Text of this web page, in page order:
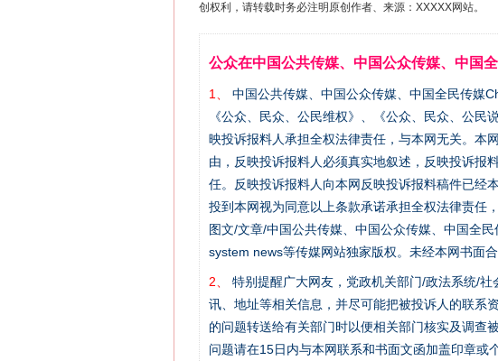
创权利，请转载时务必注明原创作者、来源：XXXXX网站。
公众在中国公共传媒、中国公众传媒、中国
1、
中国公共传媒、中国公众传媒、中国全民传媒
《公众、民众、公民维权》、《公众、民众、公
映投诉报料人承担全权法律责任，与本网无关。本
由，反映投诉报料人必须真实地叙述，反映投诉报
任。反映投诉报料人向本网反映投诉报料稿件已经
投到本网视为同意以上条款承诺承担全权法律责任
图文/文章/中国公共传媒、中国公众传媒、中国全
system news等传媒网站独家版权。未经本网书面
2、
特别提醒广大网友，党政机关部门/政法系统/
讯、地址等相关信息，并尽可能把被投诉人的联系
的问题转送给有关部门时以便相关部门核实及调查
问题请在15日内与本网联系和书面文函加盖印章
在谋一域中谋全局